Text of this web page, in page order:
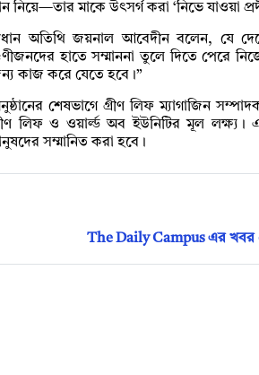
নিয়ে—তার মাকে উৎসর্গ করা ‘নিভে যাওয়া
অতিথি জয়নাল আবেদীন বলেন, যে
হাতে সম্মাননা তুলে দিতে পেরে
কাজ করে যেতে হবে।”
শেষভাগে গ্রীণ লিফ ম্যাগাজিন
লিফ ও ওয়ার্ল্ড অব ইউনিটির মূল লক্ষ্য।
সম্মানিত করা হবে।
The Daily Campus এর